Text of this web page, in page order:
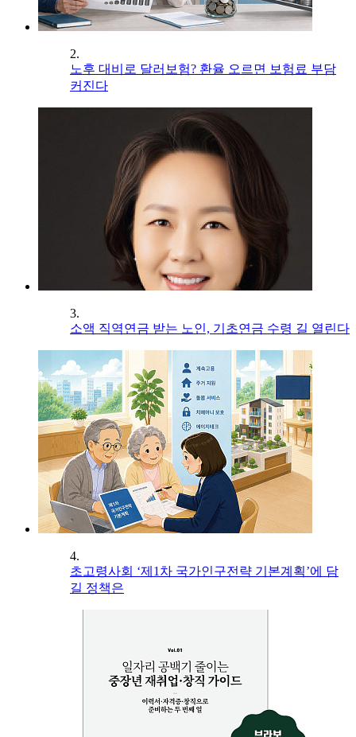
2.
노후 대비로 달러보험? 환율 오르면 보험료 부담
커진다
3.
소액 직역연금 받는 노인, 기초연금 수령 길 열린다
4.
초고령사회 ‘제1차 국가인구전략 기본계획’에 담
길 정책은